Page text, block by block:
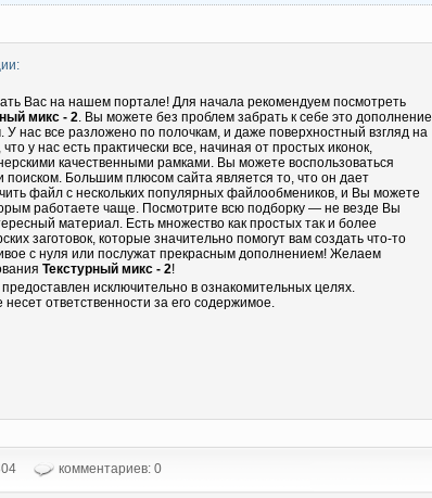
Вас на нашем портале! Для начала рекомендуем посмотреть
микс - 2. Вы можете без проблем забрать к себе это дополнение
У нас все разложено по полочкам, и даже поверхностный взгляд на
что у нас есть практически все, начиная от простых иконок,
качественными рамками. Вы можете воспользоваться
Большим плюсом сайта является то, что он дает
файл с нескольких популярных файлообмеников, и Вы можете
работаете чаще. Посмотрите всю подборку — не везде Вы
материал. Есть множество как простых так и более
заготовок, которые значительно помогут вам создать что-то
с нуля или послужат прекрасным дополнением! Желаем
Текстурный микс - 2!
исключительно в ознакомительных целях.
ответственности за его содержимое.
комментариев: 0